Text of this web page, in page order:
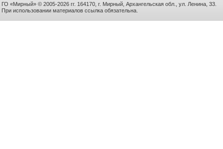
ГО «Мирный» © 2005-2026 гг. 164170, г. Мирный, Архангельская обл., ул. Ленина, 33.
При использовании материалов ссылка обязательна.